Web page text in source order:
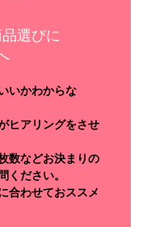
選びに
いかわからな
ヒアリングをさせ
数などお決まりの
ください。
合わせておススメ